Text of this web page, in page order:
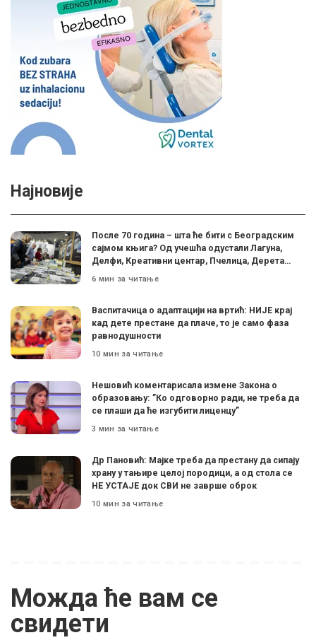
Најновије
После 70 година – шта ће бити с Београдским
сајмом књига? Од учешћа одустали Лагуна,
Делфи, Креативни центар, Пчелица, Дерета…
6 мин за читање
Васпитачица о адаптацији на вртић: НИЈЕ крај
кад дете престане да плаче, то је само фаза
равнодушности
10 мин за читање
Нешовић коментарисала измене Закона о
образовању: ”Ко одговорно ради, не треба да
се плаши да ће изгубити лиценцу”
3 мин за читање
Др Пановић: Мајке треба да престану да сипају
храну у тањире целој породици, а од стола се
НЕ УСТАЈЕ док СВИ не заврше оброк
10 мин за читање
Можда ће вам се
свидети